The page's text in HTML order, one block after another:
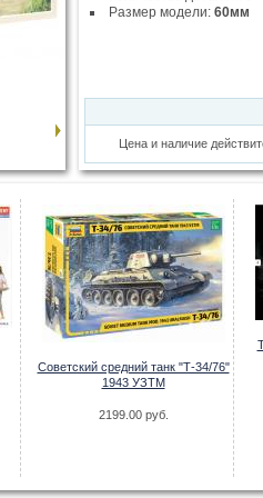
Размер модели:60мм
Цена и наличие
Советский средний танк "Т-34/76"
1943 УЗТМ
2199.00 руб.